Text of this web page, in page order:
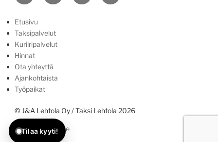
Etusivu
Taksipalvelut
Kuriiripalvelut
Hinnat
Ota yhteyttä
Ajankohtaista
Työpaikat
© J&A Lehtola Oy / Taksi Lehtola 2026
Tietosuojaseloste
Soita ja tilaa.
WhatsApp
Voit tilata myös viestillä.
Ennakkotilaus sähköpostilla
Ei-kiireelliset asiat / ennakkovaraukset
Tilaa kyyti!